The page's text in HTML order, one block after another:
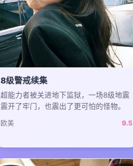
8级警戒续集
超能力者被关进地下监狱，一场8级地震
震开了牢门，也震出了更可怕的怪物。
欧美 9.5